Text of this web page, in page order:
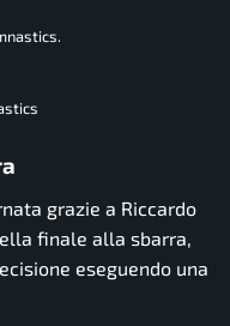
grazie a Riccardo
finale alla sbarra,
eseguendo una